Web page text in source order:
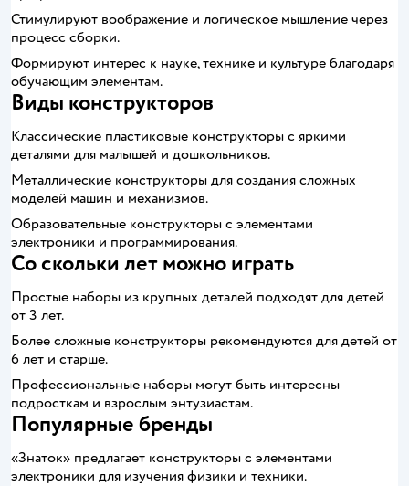
Стимулируют воображение и логическое мышление через
процесс сборки.
Формируют интерес к науке, технике и культуре благодаря
обучающим элементам.
Виды конструкторов
Классические пластиковые конструкторы с яркими
деталями для малышей и дошкольников.
Металлические конструкторы для создания сложных
моделей машин и механизмов.
Образовательные конструкторы с элементами
электроники и программирования.
Со скольки лет можно играть
Простые наборы из крупных деталей подходят для детей
от 3 лет.
Более сложные конструкторы рекомендуются для детей от
6 лет и старше.
Профессиональные наборы могут быть интересны
подросткам и взрослым энтузиастам.
Популярные бренды
«Знаток» предлагает конструкторы с элементами
электроники для изучения физики и техники.